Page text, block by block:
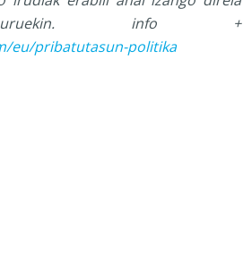
info +
eu/pribatutasun-politika